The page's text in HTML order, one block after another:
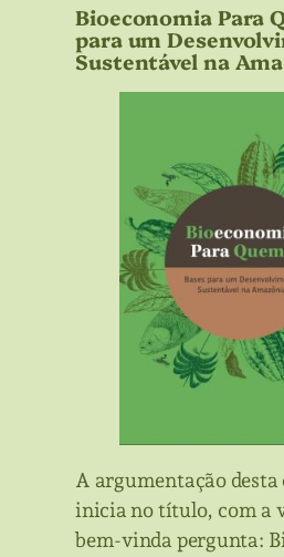
Bioeconomia Para
para um
Sustentável na
A argumentação desta
inicia no título, com a
bem-vinda pergunta: